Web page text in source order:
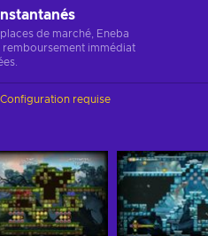
de marché, Eneba
immédiat
Configuration requise